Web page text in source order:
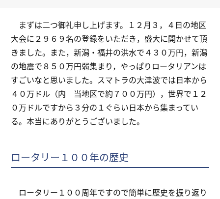
まずは二つ御礼申し上げます。１２月３，４日の地区
大会に２９６９名の登録をいただき，盛大に開かせて頂
きました。また，新潟・福井の洪水で４３０万円，新潟
の地震で８５０万円弱集まり，やっぱりロータリアンは
すごいなと思いました。スマトラの大津波では日本から
４０万ドル（内 当地区で約７００万円），世界で１２
０万ドルですから３分の１ぐらい日本から集まってい
る。本当にありがとうございました。
ロータリー１００年の歴史
ロータリー１００周年ですので簡単に歴史を振り返り